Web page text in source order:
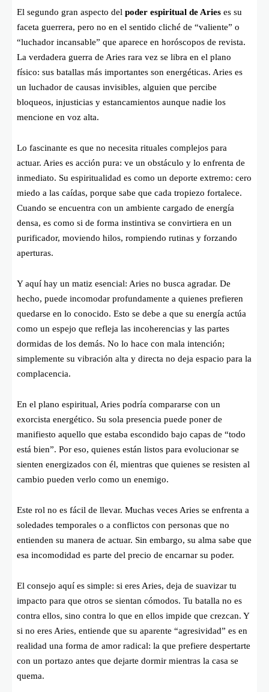
El segundo gran aspecto del poder espiritual de Aries es su
faceta guerrera, pero no en el sentido cliché de “valiente” o
“luchador incansable” que aparece en horóscopos de revista.
La verdadera guerra de Aries rara vez se libra en el plano
físico: sus batallas más importantes son energéticas. Aries es
un luchador de causas invisibles, alguien que percibe
bloqueos, injusticias y estancamientos aunque nadie los
mencione en voz alta.
Lo fascinante es que no necesita rituales complejos para
actuar. Aries es acción pura: ve un obstáculo y lo enfrenta de
inmediato. Su espiritualidad es como un deporte extremo: cero
miedo a las caídas, porque sabe que cada tropiezo fortalece.
Cuando se encuentra con un ambiente cargado de energía
densa, es como si de forma instintiva se convirtiera en un
purificador, moviendo hilos, rompiendo rutinas y forzando
aperturas.
Y aquí hay un matiz esencial: Aries no busca agradar. De
hecho, puede incomodar profundamente a quienes prefieren
quedarse en lo conocido. Esto se debe a que su energía actúa
como un espejo que refleja las incoherencias y las partes
dormidas de los demás. No lo hace con mala intención;
simplemente su vibración alta y directa no deja espacio para la
complacencia.
En el plano espiritual, Aries podría compararse con un
exorcista energético. Su sola presencia puede poner de
manifiesto aquello que estaba escondido bajo capas de “todo
está bien”. Por eso, quienes están listos para evolucionar se
sienten energizados con él, mientras que quienes se resisten al
cambio pueden verlo como un enemigo.
Este rol no es fácil de llevar. Muchas veces Aries se enfrenta a
soledades temporales o a conflictos con personas que no
entienden su manera de actuar. Sin embargo, su alma sabe que
esa incomodidad es parte del precio de encarnar su poder.
El consejo aquí es simple: si eres Aries, deja de suavizar tu
impacto para que otros se sientan cómodos. Tu batalla no es
contra ellos, sino contra lo que en ellos impide que crezcan. Y
si no eres Aries, entiende que su aparente “agresividad” es en
realidad una forma de amor radical: la que prefiere despertarte
con un portazo antes que dejarte dormir mientras la casa se
quema.